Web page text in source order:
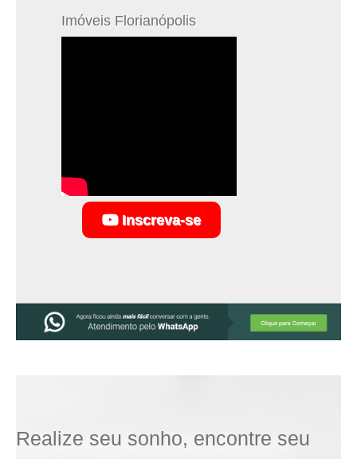
Imóveis Florianópolis
Inscreva-se
Realize seu sonho, encontre seu